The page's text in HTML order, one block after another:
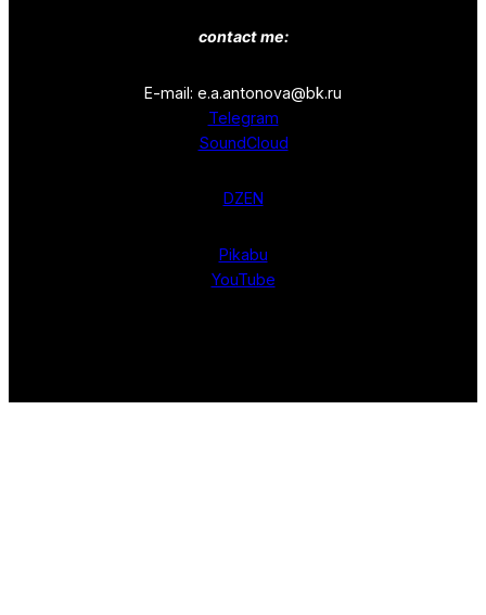
contact me:
E-mail: e.a.antonova@bk.ru
Telegram
SoundCloud
DZEN
Pikabu
YouTube